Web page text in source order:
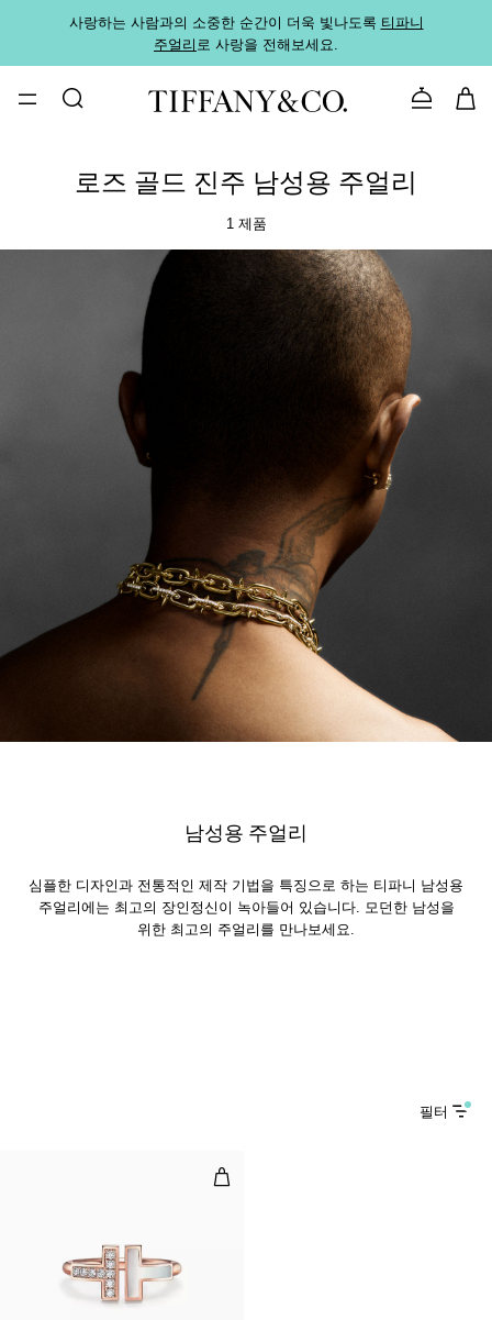
사랑하는 사람과의 소중한 순간이 더욱 빛나도록 티파니
주얼리로 사랑을 전해보세요.
문의하기
로즈 골드 진주 남성용 주얼리
1 제품
남성용 주얼리
심플한 디자인과 전통적인 제작 기법을 특징으로 하는 티파니 남성용
주얼리에는 최고의 장인정신이 녹아들어 있습니다. 모던한 남성을
위한 최고의 주얼리를 만나보세요.
필터
와이어 링, 로즈 골드, 다이아몬드